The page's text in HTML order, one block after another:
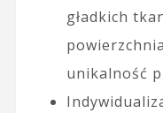
gładkich
unikalność